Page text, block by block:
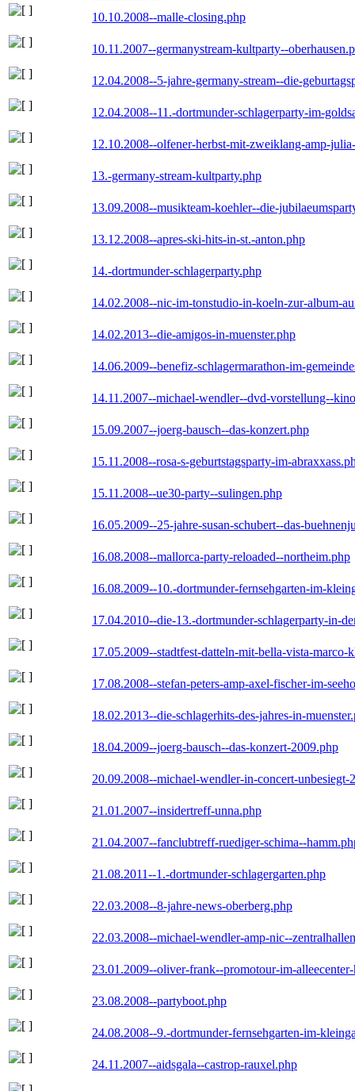
10.10.2008--malle-closing.php
10.11.2007--germanystream-kultparty--
12.04.2008--5-jahre-germany-stream--die-
12.04.2008--11.-dortmunder-schlagerparty-im-
12.10.2008--olfener-herbst-mit-zweiklang-amp-
13.-germany-stream-kultparty.php
13.09.2008--musikteam-koehler--die-
13.12.2008--apres-ski-hits-in-st.-anton.php
14.-dortmunder-schlagerparty.php
14.02.2008--nic-im-tonstudio-in-koeln-zur-album-
14.02.2013--die-amigos-in-muenster.php
14.06.2009--benefiz-schlagermarathon-im-
14.11.2007--michael-wendler--dvd-vorstellung--
15.09.2007--joerg-bausch--das-konzert.php
15.11.2008--rosa-s-geburtstagsparty-im-
15.11.2008--ue30-party--sulingen.php
16.05.2009--25-jahre-susan-schubert--das-
16.08.2008--mallorca-party-reloaded--northeim.php
16.08.2009--10.-dortmunder-fernsehgarten-im-
17.04.2010--die-13.-dortmunder-schlagerparty-in-
17.05.2009--stadtfest-datteln-mit-bella-vista-marco-
17.08.2008--stefan-peters-amp-axel-fischer-im-
18.02.2013--die-schlagerhits-des-jahres-in-
18.04.2009--joerg-bausch--das-konzert-2009.php
20.09.2008--michael-wendler-in-concert-unbesiegt-
21.01.2007--insidertreff-unna.php
21.04.2007--fanclubtreff-ruediger-schima--
21.08.2011--1.-dortmunder-schlagergarten.php
22.03.2008--8-jahre-news-oberberg.php
22.03.2008--michael-wendler-amp-nic--
23.01.2009--oliver-frank--promotour-im-
23.08.2008--partyboot.php
24.08.2008--9.-dortmunder-fernsehgarten-im-
24.11.2007--aidsgala--castrop-rauxel.php